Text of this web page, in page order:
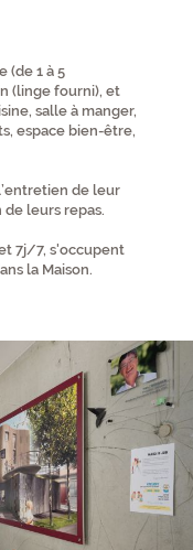
(de 1 à 5
(linge fourni), et
salle à manger,
espace bien-être,
de leur
leurs repas.
7j/7, s'occupent
la Maison.